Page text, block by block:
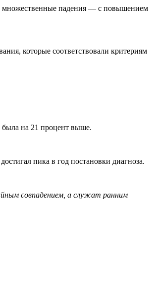
множественные падения — с повышением
которые соответствовали критериям
была на 21 процент выше.
пика в год постановки диагноза.
совпадением, а служат ранним